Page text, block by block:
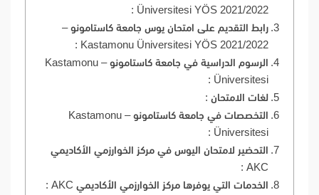
Üniversitesi YÖS 2021/2022 :
رابط التقديم على امتحان يوس جامعة كاستامونو –
Kastamonu Üniversitesi YÖS 2021/2022 :
الرسوم الدراسية في جامعة كاستامونو – Kastamonu
Üniversitesi :
لغات الامتحان :
التخصصات في جامعة كاستامونو – Kastamonu
Üniversitesi :
التحضير لامتحان اليوس في مركز الخوارزمي الأكاديمي
AKC :
الخدمات التي يوفرها مركز الخوارزمي الأكاديمي AKC :